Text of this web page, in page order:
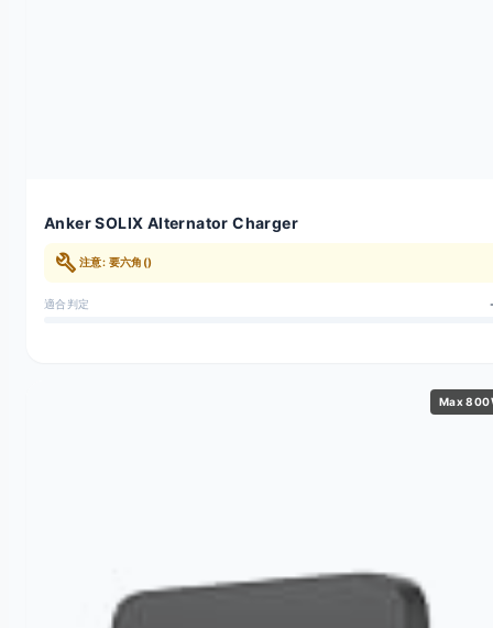
Anker SOLIX Alternator Charger
build 注意: 要六角()
適合判定
Max